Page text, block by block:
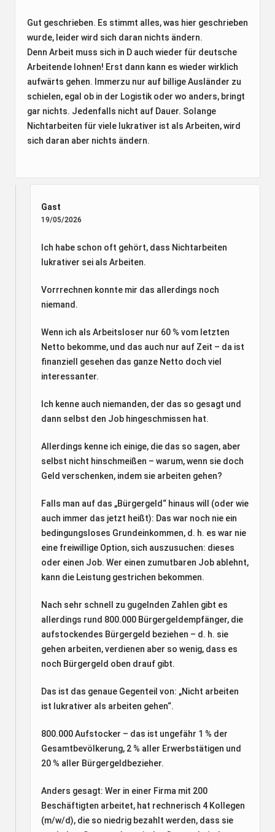
Gut geschrieben. Es stimmt alles, was hier geschrieben
wurde, leider wird sich daran nichts ändern.
Denn Arbeit muss sich in D auch wieder für deutsche
Arbeitende lohnen! Erst dann kann es wieder wirklich
aufwärts gehen. Immerzu nur auf billige Ausländer zu
schielen, egal ob in der Logistik oder wo anders, bringt
gar nichts. Jedenfalls nicht auf Dauer. Solange
Nichtarbeiten für viele lukrativer ist als Arbeiten, wird
sich daran aber nichts ändern.
Gast
19/05/2026
Ich habe schon oft gehört, dass Nichtarbeiten
lukrativer sei als Arbeiten.
Vorrrechnen konnte mir das allerdings noch
niemand.
Wenn ich als Arbeitsloser nur 60 % vom letzten
Netto bekomme, und das auch nur auf Zeit – da ist
finanziell gesehen das ganze Netto doch viel
interessanter.
Ich kenne auch niemanden, der das so gesagt und
dann selbst den Job hingeschmissen hat.
Allerdings kenne ich einige, die das so sagen, aber
selbst nicht hinschmeißen – warum, wenn sie doch
Geld verschenken, indem sie arbeiten gehen?
Falls man auf das „Bürgergeld“ hinaus will (oder wie
auch immer das jetzt heißt): Das war noch nie ein
bedingungsloses Grundeinkommen, d. h. es war nie
eine freiwillige Option, sich auszusuchen: dieses
oder einen Job. Wer einen zumutbaren Job ablehnt,
kann die Leistung gestrichen bekommen.
Nach sehr schnell zu gugelnden Zahlen gibt es
allerdings rund 800.000 Bürgergeldempfänger, die
aufstockendes Bürgergeld beziehen – d. h. sie
gehen arbeiten, verdienen aber so wenig, dass es
noch Bürgergeld oben drauf gibt.
Das ist das genaue Gegenteil von: „Nicht arbeiten
ist lukrativer als arbeiten gehen“.
800.000 Aufstocker – das ist ungefähr 1 % der
Gesamtbevölkerung, 2 % aller Erwerbstätigen und
20 % aller Bürgergeldbezieher.
Anders gesagt: Wer in einer Firma mit 200
Beschäftigten arbeitet, hat rechnerisch 4 Kollegen
(m/w/d), die so niedrig bezahlt werden, dass sie